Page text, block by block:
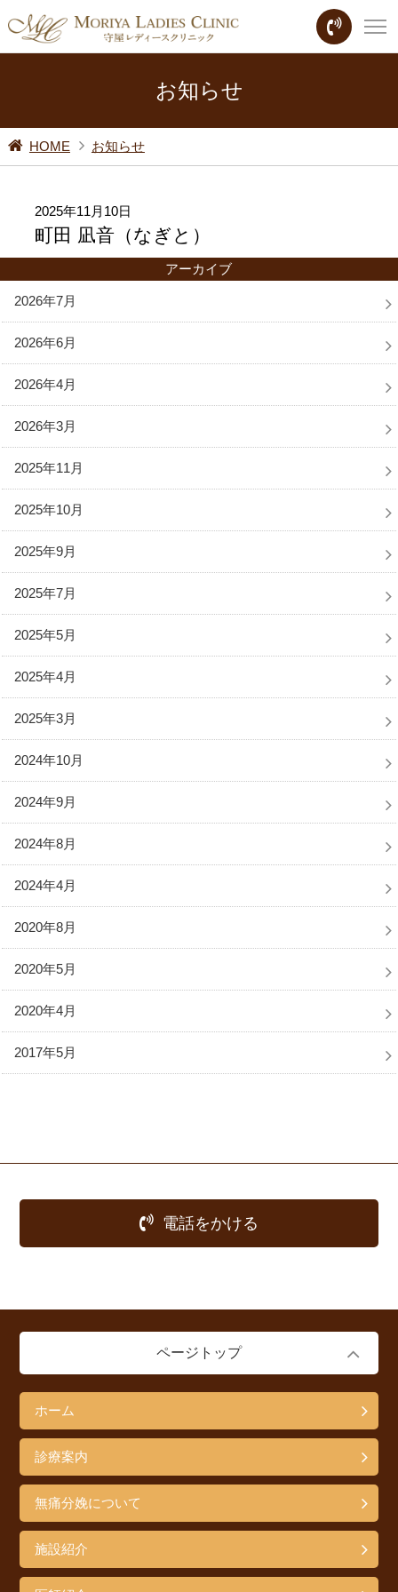
お知らせ
HOME お知らせ
2025年11月10日
町田 凪音（なぎと）
アーカイブ
2026年7月
2026年6月
2026年4月
2026年3月
2025年11月
2025年10月
2025年9月
2025年7月
2025年5月
2025年4月
2025年3月
2024年10月
2024年9月
2024年8月
2024年4月
2020年8月
2020年5月
2020年4月
2017年5月
電話をかける
ページトップ
ホーム
診療案内
無痛分娩について
施設紹介